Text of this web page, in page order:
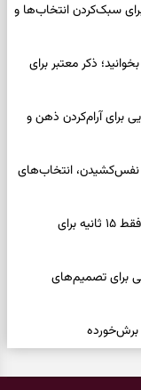
جمعه ۱۶ مرداد ۱۴۰۵ | روزی برای سبک‌کردن انتخاب‌ها و
ذکر معتبر برای
۱۶ مرداد ۱۴۰۵ | پیام‌هایی برای آرام‌کردن ذهن و
۱۶ مرداد ۱۴۰۵ | روزی برای نفس‌کشیدن، انتخاب‌های
بازی فکری | تکه پیتزا میان سبزیجات قایم شده؛ فقط ۱۵ ثانیه برای
۱۵ مرداد ۱۴۰۵ | نیت‌هایی برای تصمیم‌های